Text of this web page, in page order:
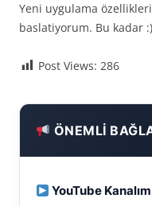
Yeni uygulama
baslatiyorum. Bu kadar :)
Post Views: 286
ÖNEMLI
YouTube Kanalım